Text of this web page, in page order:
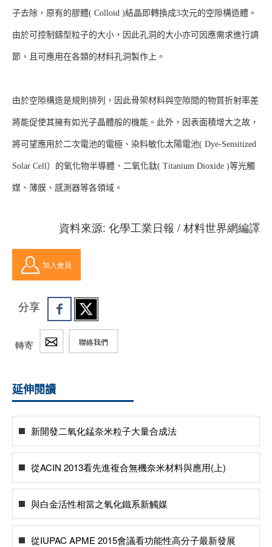
子去除，原有的膠體( Colloid )結晶即轉換成3次元的空隙構造體。
由於可控制鑄型粒子的大小，因此孔洞的大小亦可因應需求進行調
節，且可應用在各類的材料孔洞製作上。
由於空隙構造是規則排列，因此骨架材料與空隙間的物質折射率差
將能促使其擁有如光子晶體般的機能。此外，因表面積增大之故，
將可望應用於二次電池的電極、染料敏化太陽電池( Dye-Sensitized
Solar Cell）的氧化物半導體、二氧化鈦( Titanium Dioxide )等光觸
媒、薄膜、感測器等各領域。
資料來源: 化學工業日報 / 材料世界網編譯
加入會員
分享
轉寄 聯絡我們
延伸閱讀
新開發二氧化錳奈米粒子大量合成法
從ACIN 2013看先進複合無機奈米材料與應用(上)
與白金活性相當之氧化鐵系新觸媒
從IUPAC APME 2015會議看功能性高分子最新發展